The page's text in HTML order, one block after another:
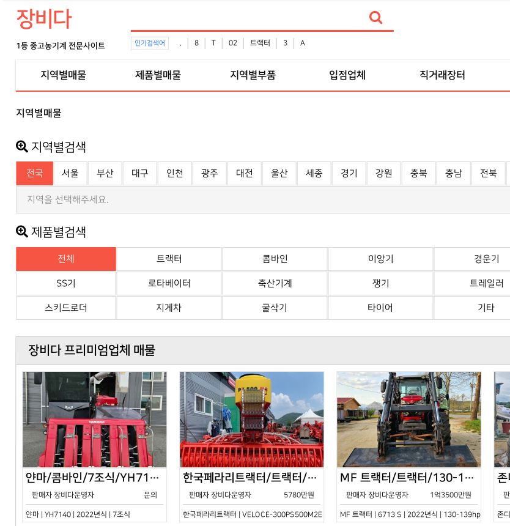
장비다
1등 중고농기계 전문사이트 인기검색어 . 8 T 02 트랙터 3 A
지역별매물 제품별매물 지역별부품 입점업체 직거래장터
지역별매물
지역별검색
전국 서울 부산 대구 인천 광주 대전 울산 세종 경기 강원 충북 충남 전북
지역을 선택해주세요.
제품별검색
전체 트랙터 콤바인 이앙기 경운기
SS기 로타베이터 축산기계 쟁기 트레일러
스키드로더 지게차 굴삭기 타이어 기타
장비다 프리미엄업체 매물
얀마/콤바인/7조식/YH7140/2024년식
판매자 장비다운영자 문의
얀마 | YH7140 | 2022년식 | 7조식
한국페라리트랙터/트랙터/기타/VELOCE-300PS500M2E/2022년식
판매자 장비다운영자 5780만원
한국페라리트랙터 | VELOCE-300PS500M2E | 2022년식 | 기타
MF 트랙터/트랙터/130-139hp/6713 S/2022년식
판매자 장비다운영자 1억3500만원
MF 트랙터 | 6713 S | 2022년식 | 130-139hp 존